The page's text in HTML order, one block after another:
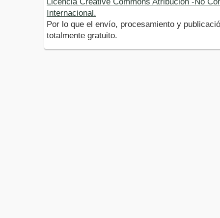
Internacional.
Por lo que el envío, procesamiento y
totalmente gratuito.